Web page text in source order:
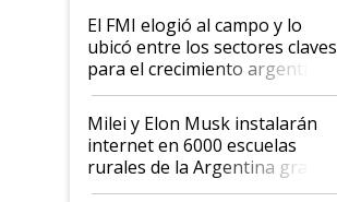
El FMI elogió al campo y lo
ubicó entre los sectores claves
para el crecimiento argentino
Milei y Elon Musk instalarán
internet en 6000 escuelas
rurales de la Argentina gracias
a un acuerdo con Starlink